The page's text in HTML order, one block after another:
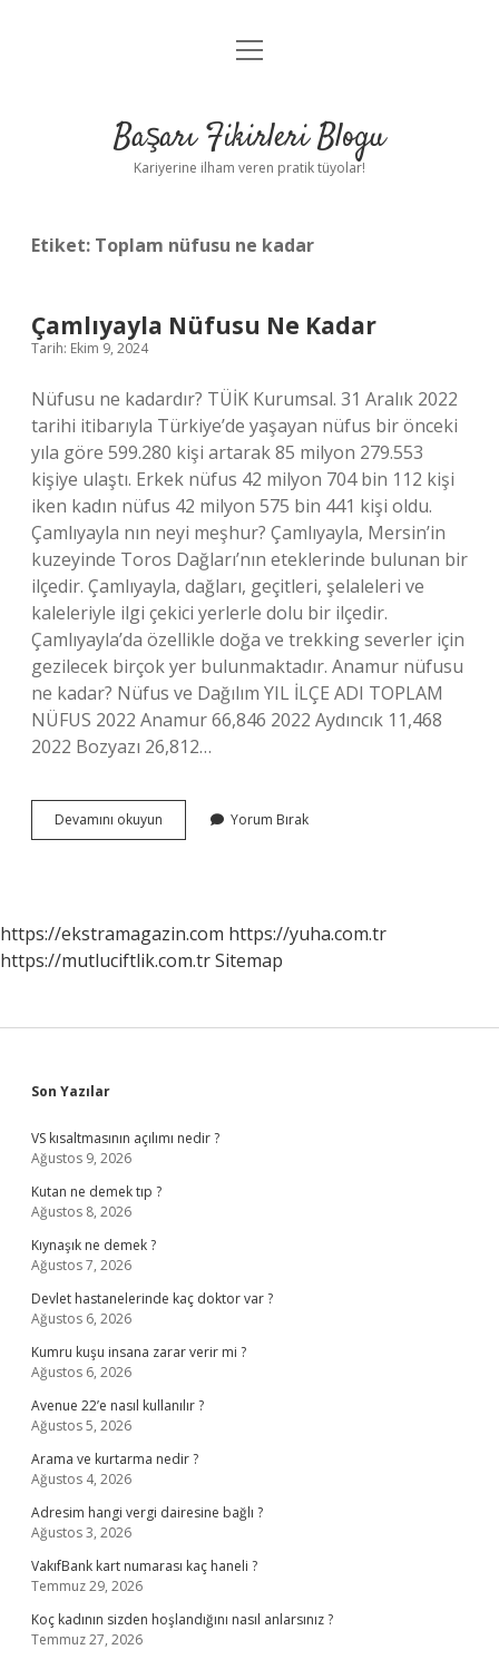
Anasayfa
Yasal Uyarı
menüyü
Başarı Fikirleri Blogu
Kariyerine ilham veren pratik tüyolar!
Etiket: Toplam nüfusu ne kadar
Çamlıyayla Nüfusu Ne Kadar
Tarih: Ekim 9, 2024
Nüfusu ne kadardır? TÜİK Kurumsal. 31 Aralık 2022
tarihi itibarıyla Türkiye’de yaşayan nüfus bir önceki
yıla göre 599.280 kişi artarak 85 milyon 279.553
kişiye ulaştı. Erkek nüfus 42 milyon 704 bin 112 kişi
iken kadın nüfus 42 milyon 575 bin 441 kişi oldu.
Çamlıyayla nın neyi meşhur? Çamlıyayla, Mersin’in
kuzeyinde Toros Dağları’nın eteklerinde bulunan bir
ilçedir. Çamlıyayla, dağları, geçitleri, şelaleleri ve
kaleleriyle ilgi çekici yerlerle dolu bir ilçedir.
Çamlıyayla’da özellikle doğa ve trekking severler için
gezilecek birçok yer bulunmaktadır. Anamur nüfusu
ne kadar? Nüfus ve Dağılım YIL İLÇE ADI TOPLAM
NÜFUS 2022 Anamur 66,846 2022 Aydıncık 11,468
2022 Bozyazı 26,812…
Devamını okuyun Çamlıyayla
Nüfusu
Yorum Bırak
https://ekstramagazin.com https://yuha.com.tr
https://mutluciftlik.com.trSitemap
Sidebar
Son Yazılar
VS kısaltmasının açılımı nedir ?
Ağustos 9, 2026
Kutan ne demek tıp ?
Ağustos 8, 2026
Kıynaşık ne demek ?
Ağustos 7, 2026
Devlet hastanelerinde kaç doktor var ?
Ağustos 6, 2026
Kumru kuşu insana zarar verir mi ?
Ağustos 6, 2026
Avenue 22’e nasıl kullanılır ?
Ağustos 5, 2026
Arama ve kurtarma nedir ?
Ağustos 4, 2026
Adresim hangi vergi dairesine bağlı ?
Ağustos 3, 2026
VakıfBank kart numarası kaç haneli ?
Temmuz 29, 2026
Koç kadının sizden hoşlandığını nasıl anlarsınız ?
Temmuz 27, 2026